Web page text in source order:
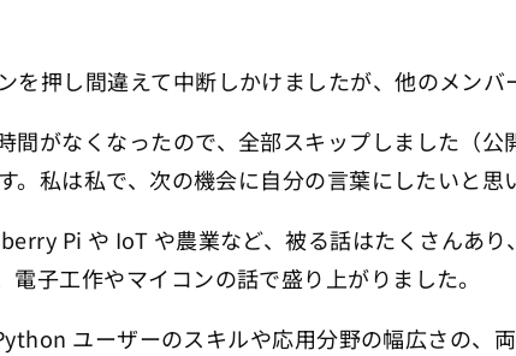
押し間違えて中断しかけましたが、他のメンバ
間がなくなったので、全部スキップしました（
私は私で、次の機会に自分の言葉にしたいと思
Pi や IoT や農業など、被る話はたくさんあ
子工作やマイコンの話で盛り上がりました。
ユーザーのスキルや応用分野の幅広さの、